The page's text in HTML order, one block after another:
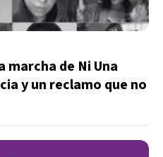
marcha de Ni Una
y un reclamo que no